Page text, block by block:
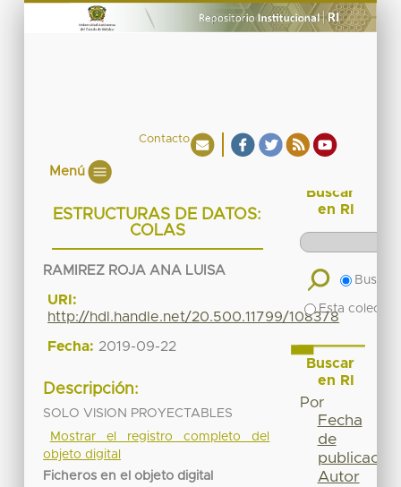
Contacto
Menú
ESTRUCTURAS DE DATOS:
COLAS
RAMIREZ ROJA ANA LUISA
URI:
http://hdl.handle.net/20.500.11799/108378
Fecha: 2019-09-22
Descripción:
SOLO VISION PROYECTABLES
Mostrar el registro completo del
objeto digital
Ficheros en el objeto digital
Buscar
en RI
Buscar
Esta
Buscar
en RI
Por
Fecha
de
publicación
Autor